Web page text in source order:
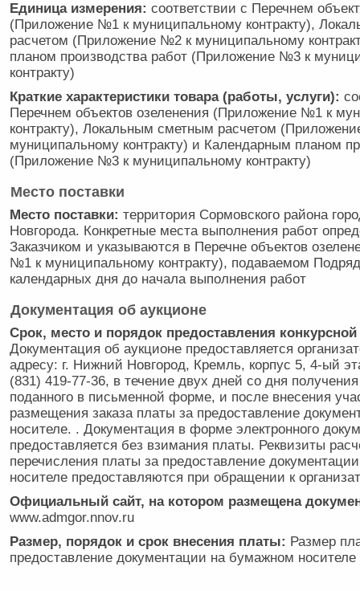
Единица измерения: соответствии с Перечнем
(Приложение №1 к муниципальному контракту),
расчетом (Приложение №2 к муниципальному
планом производства работ (Приложение №3 к
контракту)
Краткие характеристики товара (работы, услуги):
Перечнем объектов озеленения (Приложение №1 к
контракту), Локальным сметным расчетом
муниципальному контракту) и Календарным планом
(Приложение №3 к муниципальному контракту)
Место поставки
Место поставки: территория Сормовского района
Новгорода. Конкретные места выполнения работ
Заказчиком и указываются в Перечне объектов
№1 к муниципальному контракту), подаваемом
календарных дня до начала выполнения работ
Документация об аукционе
Срок, место и порядок предоставления
Документация об аукционе предоставляется
адресу: г. Нижний Новгород, Кремль, корпус 5, 4-ый
(831) 419-77-36, в течение двух дней со дня
поданного в письменной форме, и после внесения
размещения заказа платы за предоставление
носителе. . Документация в форме электронного
предоставляется без взимания платы. Реквизиты
перечисления платы за предоставление
носителе предоставляются при обращении к
Официальный сайт, на котором размещена
www.admgor.nnov.ru
Размер, порядок и срок внесения платы: Размер
предоставление документации на бумажном